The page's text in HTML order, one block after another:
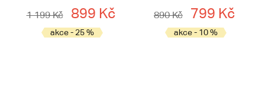
1 199 Kč
899 Kč
akce - 25 %
890 Kč
799 Kč
akce - 10 %